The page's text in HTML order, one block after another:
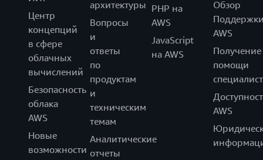
Центр
концепций
в сфере
облачных
вычислений
Безопасность
облака
AWS
Новые
возможности
архитектуры
Вопросы
и
ответы
по
продуктам
и
техническим
темам
Аналитические
отчеты
PHP на
AWS
JavaScript
на AWS
Обзор
AWS
Получение
помощи
AWS